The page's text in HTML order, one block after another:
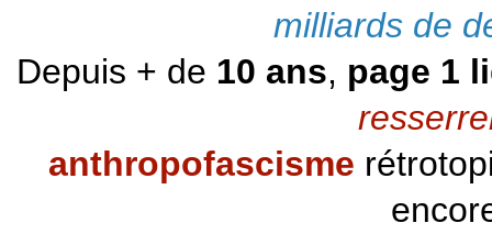
milliards de
Depuis + de 10 ans, page 1
anthropofascisme